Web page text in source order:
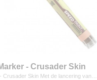
- Crusader Skin
Crusader Skin Met de lancering van…